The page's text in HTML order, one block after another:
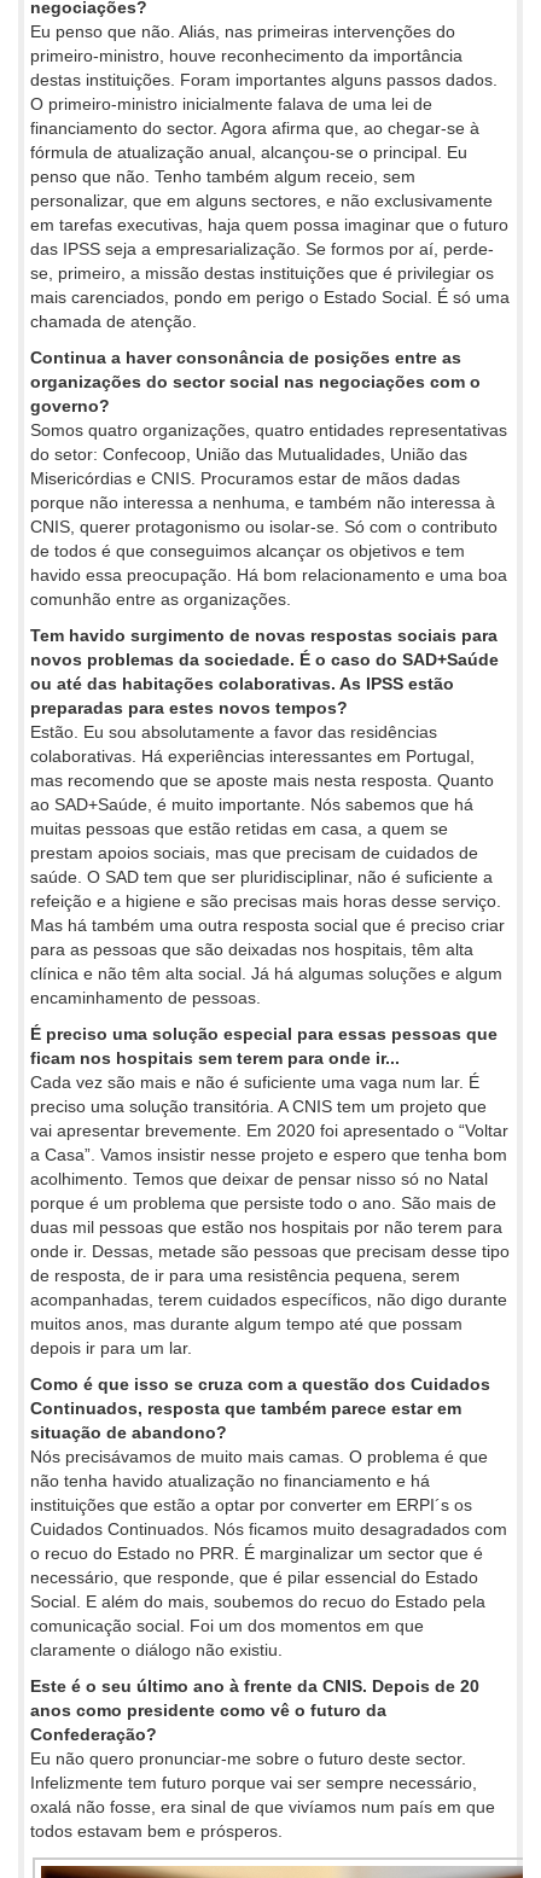
negociações?
Eu penso que não. Aliás, nas primeiras intervenções do
primeiro-ministro, houve reconhecimento da importância
destas instituições. Foram importantes alguns passos dados.
O primeiro-ministro inicialmente falava de uma lei de
financiamento do sector. Agora afirma que, ao chegar-se à
fórmula de atualização anual, alcançou-se o principal. Eu
penso que não. Tenho também algum receio, sem
personalizar, que em alguns sectores, e não exclusivamente
em tarefas executivas, haja quem possa imaginar que o futuro
das IPSS seja a empresarialização. Se formos por aí, perde-
se, primeiro, a missão destas instituições que é privilegiar os
mais carenciados, pondo em perigo o Estado Social. É só uma
chamada de atenção.
Continua a haver consonância de posições entre as
organizações do sector social nas negociações com o
governo?
Somos quatro organizações, quatro entidades representativas
do setor: Confecoop, União das Mutualidades, União das
Misericórdias e CNIS. Procuramos estar de mãos dadas
porque não interessa a nenhuma, e também não interessa à
CNIS, querer protagonismo ou isolar-se. Só com o contributo
de todos é que conseguimos alcançar os objetivos e tem
havido essa preocupação. Há bom relacionamento e uma boa
comunhão entre as organizações.
Tem havido surgimento de novas respostas sociais para
novos problemas da sociedade. É o caso do SAD+Saúde
ou até das habitações colaborativas. As IPSS estão
preparadas para estes novos tempos?
Estão. Eu sou absolutamente a favor das residências
colaborativas. Há experiências interessantes em Portugal,
mas recomendo que se aposte mais nesta resposta. Quanto
ao SAD+Saúde, é muito importante. Nós sabemos que há
muitas pessoas que estão retidas em casa, a quem se
prestam apoios sociais, mas que precisam de cuidados de
saúde. O SAD tem que ser pluridisciplinar, não é suficiente a
refeição e a higiene e são precisas mais horas desse serviço.
Mas há também uma outra resposta social que é preciso criar
para as pessoas que são deixadas nos hospitais, têm alta
clínica e não têm alta social. Já há algumas soluções e algum
encaminhamento de pessoas.
É preciso uma solução especial para essas pessoas que
ficam nos hospitais sem terem para onde ir...
Cada vez são mais e não é suficiente uma vaga num lar. É
preciso uma solução transitória. A CNIS tem um projeto que
vai apresentar brevemente. Em 2020 foi apresentado o “Voltar
a Casa”. Vamos insistir nesse projeto e espero que tenha bom
acolhimento. Temos que deixar de pensar nisso só no Natal
porque é um problema que persiste todo o ano. São mais de
duas mil pessoas que estão nos hospitais por não terem para
onde ir. Dessas, metade são pessoas que precisam desse tipo
de resposta, de ir para uma resistência pequena, serem
acompanhadas, terem cuidados específicos, não digo durante
muitos anos, mas durante algum tempo até que possam
depois ir para um lar.
Como é que isso se cruza com a questão dos Cuidados
Continuados, resposta que também parece estar em
situação de abandono?
Nós precisávamos de muito mais camas. O problema é que
não tenha havido atualização no financiamento e há
instituições que estão a optar por converter em ERPI´s os
Cuidados Continuados. Nós ficamos muito desagradados com
o recuo do Estado no PRR. É marginalizar um sector que é
necessário, que responde, que é pilar essencial do Estado
Social. E além do mais, soubemos do recuo do Estado pela
comunicação social. Foi um dos momentos em que
claramente o diálogo não existiu.
Este é o seu último ano à frente da CNIS. Depois de 20
anos como presidente como vê o futuro da
Confederação?
Eu não quero pronunciar-me sobre o futuro deste sector.
Infelizmente tem futuro porque vai ser sempre necessário,
oxalá não fosse, era sinal de que vivíamos num país em que
todos estavam bem e prósperos.